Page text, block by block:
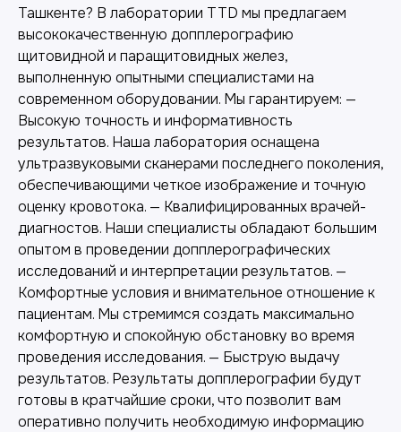
Ташкенте? В лаборатории TTD мы предлагаем
высококачественную допплерографию
щитовидной и паращитовидных желез,
выполненную опытными специалистами на
современном оборудовании. Мы гарантируем: —
Высокую точность и информативность
результатов. Наша лаборатория оснащена
ультразвуковыми сканерами последнего поколения,
обеспечивающими четкое изображение и точную
оценку кровотока. — Квалифицированных врачей-
диагностов. Наши специалисты обладают большим
опытом в проведении допплерографических
исследований и интерпретации результатов. —
Комфортные условия и внимательное отношение к
пациентам. Мы стремимся создать максимально
комфортную и спокойную обстановку во время
проведения исследования. — Быструю выдачу
результатов. Результаты допплерографии будут
готовы в кратчайшие сроки, что позволит вам
оперативно получить необходимую информацию
Другие наши услуги